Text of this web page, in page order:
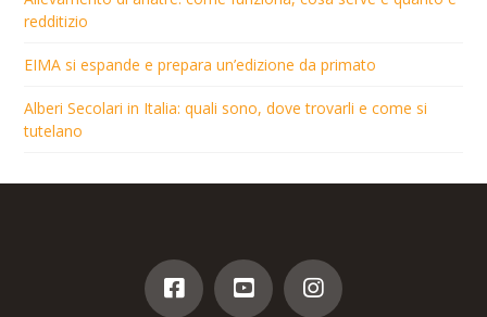
redditizio
EIMA si espande e prepara un’edizione da primato
Alberi Secolari in Italia: quali sono, dove trovarli e come si
tutelano